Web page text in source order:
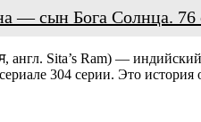
— сын Бога Солнца. 76
, англ. Sita’s Ram) — индийский
304 серии. Это